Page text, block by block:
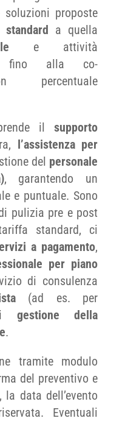
proposte
standard a quella
e attività
alla co-
percentuale
ilsupporto
l’assistenza per
del personale
, garantendo un
e puntuale. Sono
pulizia pre e post
standard, ci
a pagamento,
per piano
di consulenza
(ad es. per
gestione della
.
tramite modulo
del preventivo e
data dell’evento
Eventuali